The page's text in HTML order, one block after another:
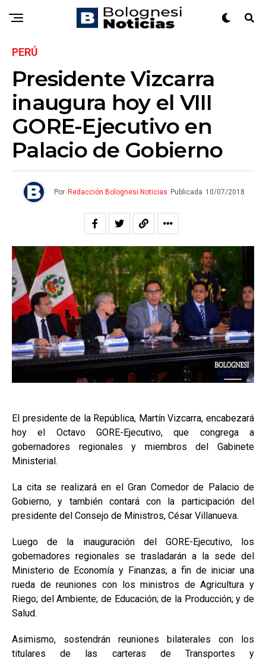
PERÚ
Presidente Vizcarra
inaugura hoy el VIII
GORE-Ejecutivo en
Palacio de Gobierno
Por Redacción Bolognesi Noticias Publicada 10/07/2018
El presidente de la República, Martín Vizcarra, encabezará
hoy el Octavo GORE-Ejecutivo, que congrega a
gobernadores regionales y miembros del Gabinete
Ministerial.
La cita se realizará en el Gran Comedor de Palacio de
Gobierno, y también contará con la participación del
presidente del Consejo de Ministros, César Villanueva.
Luego de la inauguración del GORE-Ejecutivo, los
gobernadores regionales se trasladarán a la sede del
Ministerio de Economía y Finanzas, a fin de iniciar una
rueda de reuniones con los ministros de Agricultura y
Riego; del Ambiente; de Educación; de la Producción; y de
Salud.
Asimismo, sostendrán reuniones bilaterales con los
titulares de las carteras de Transportes y